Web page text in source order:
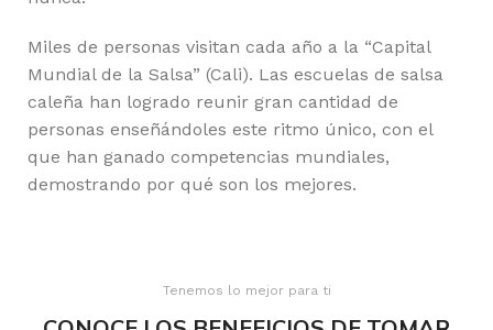
Miles de personas visitan cada año a la “Capital
Mundial de la Salsa” (Cali). Las escuelas de salsa
caleña han logrado reunir gran cantidad de
personas enseñándoles este ritmo único, con el
que han ganado competencias mundiales,
demostrando por qué son los mejores.
Tenemos lo mejor para ti